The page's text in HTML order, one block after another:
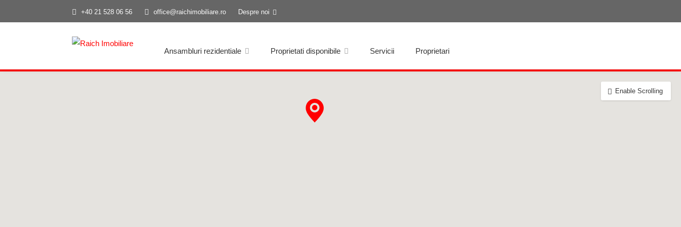
+40 21 528 06 56 office@raichimobiliare.ro Despre noi
Ansambluri rezidentiale Proprietati disponibile Servicii Proprietari
Enable Scrolling